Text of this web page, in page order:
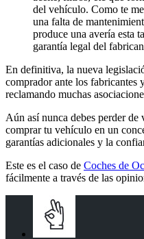
del vehículo. Como te
una falta de
produce una avería esta
garantía legal del
En definitiva, la nueva
comprador ante los fabricantes
reclamando muchas
Aún así nunca debes perder de
comprar tu vehículo en un
garantías adicionales y la
Este es el caso de Coches de
fácilmente a través de las